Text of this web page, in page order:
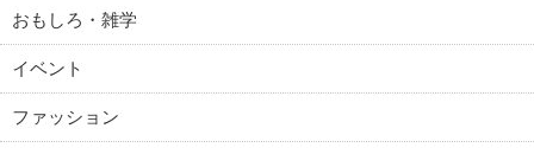
おもしろ・雑学
イベント
ファッション